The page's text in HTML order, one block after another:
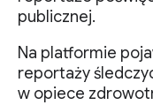
publicznej.
Na platformie
reportaży
w opiece